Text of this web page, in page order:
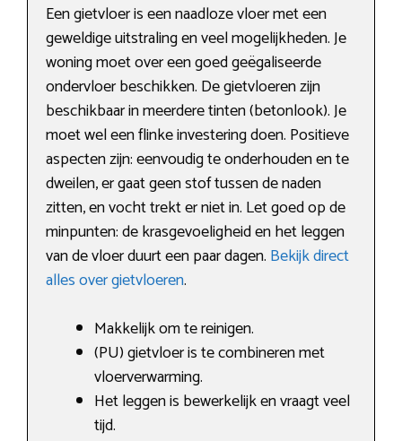
Een gietvloer is een naadloze vloer met een
geweldige uitstraling en veel mogelijkheden. Je
woning moet over een goed geëgaliseerde
ondervloer beschikken. De gietvloeren zijn
beschikbaar in meerdere tinten (betonlook). Je
moet wel een flinke investering doen. Positieve
aspecten zijn: eenvoudig te onderhouden en te
dweilen, er gaat geen stof tussen de naden
zitten, en vocht trekt er niet in. Let goed op de
minpunten: de krasgevoeligheid en het leggen
van de vloer duurt een paar dagen. Bekijk direct
alles over gietvloeren.
Makkelijk om te reinigen.
(PU) gietvloer is te combineren met
vloerverwarming.
Het leggen is bewerkelijk en vraagt veel
tijd.